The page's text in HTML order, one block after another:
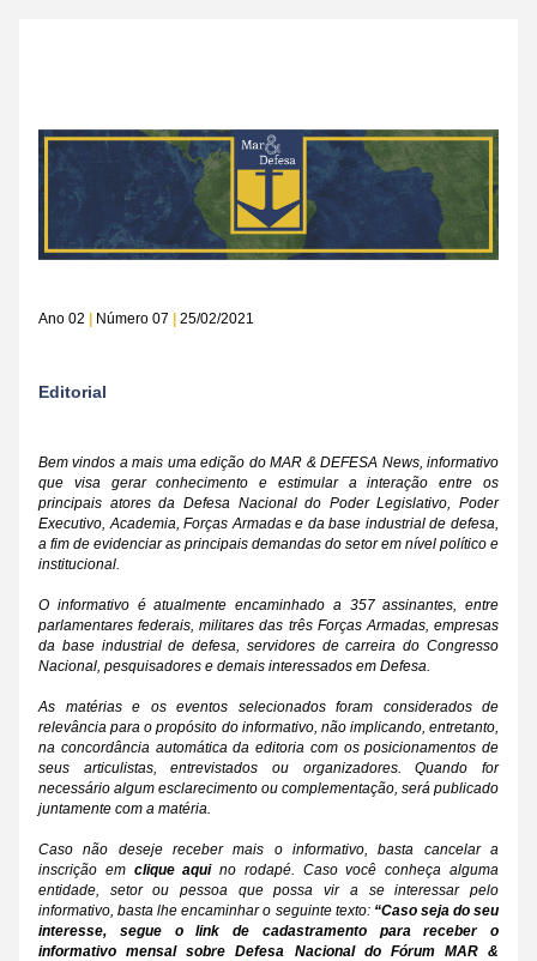
Ano 02 Número 07 25/02/2021
Editorial
Bem vindos a mais uma edição do MAR & DEFESA News, informativo
que visa gerar conhecimento e estimular a interação entre os
principais atores da Defesa Nacional do Poder Legislativo, Poder
Executivo, Academia, Forças Armadas e da base industrial de defesa,
a fim de evidenciar as principais demandas do setor em nível político e
institucional.
O informativo é atualmente encaminhado a 357 assinantes, entre
parlamentares federais, militares das três Forças Armadas, empresas
da base industrial de defesa, servidores de carreira do Congresso
Nacional, pesquisadores e demais interessados em Defesa.
As matérias e os eventos selecionados foram considerados de
relevância para o propósito do informativo, não implicando, entretanto,
na concordância automática da editoria com os posicionamentos de
seus articulistas, entrevistados ou organizadores. Quando for
necessário algum esclarecimento ou complementação, será publicado
juntamente com a matéria.
Caso não deseje receber mais o informativo, basta cancelar a
inscrição em clique aqui no rodapé. Caso você conheça alguma
entidade, setor ou pessoa que possa vir a se interessar pelo
informativo, basta lhe encaminhar o seguinte texto: “Caso seja do seu
interesse, segue o link de cadastramento para receber o
informativo mensal sobre Defesa Nacional do Fórum MAR &